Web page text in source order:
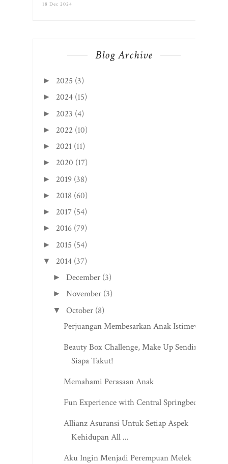
18 Dec 2024
Blog Archive
► 2025 (3)
► 2024 (15)
► 2023 (4)
► 2022 (10)
► 2021 (11)
► 2020 (17)
► 2019 (38)
► 2018 (60)
► 2017 (54)
► 2016 (79)
► 2015 (54)
▼ 2014 (37)
►December (3)
►November (3)
▼ October (8)
Perjuangan Membesarkan Anak Istimewa
Beauty Box Challenge, Make Up Sendiri?
Siapa Takut!
Memahami Perasaan Anak
Fun Experience with Central Springbed
Allianz Asuransi Untuk Setiap Aspek
Kehidupan All ...
Aku Ingin Menjadi Perempuan Melek